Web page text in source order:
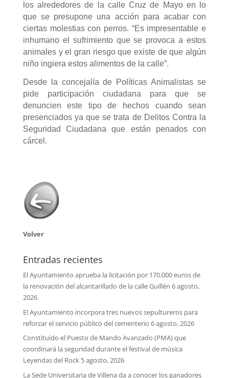
los alrededores de la calle Cruz de Mayo en lo
que se presupone una acción para acabar con
ciertas molestias con perros. “Es impresentable e
inhumano el sufrimiento que se provoca a estos
animales y el gran riesgo que existe de que algún
niño ingiera estos alimentos de la calle”.
Desde la concejalía de Políticas Animalistas se
pide participación ciudadana para que se
denuncien este tipo de hechos cuando sean
presenciados ya que se trata de Delitos Contra la
Seguridad Ciudadana que están penados con
cárcel.
Volver
Entradas recientes
El Ayuntamiento aprueba la licitación por 170.000 euros de
la renovación del alcantarillado de la calle Guillén 6 agosto,
2026
El Ayuntamiento incorpora tres nuevos sepultureros para
reforzar el servicio público del cementerio 6 agosto, 2026
Constituido el Puesto de Mando Avanzado (PMA) que
coordinará la seguridad durante el festival de música
Leyendas del Rock 5 agosto, 2026
La Sede Universitaria de Villena da a conocer los ganadores